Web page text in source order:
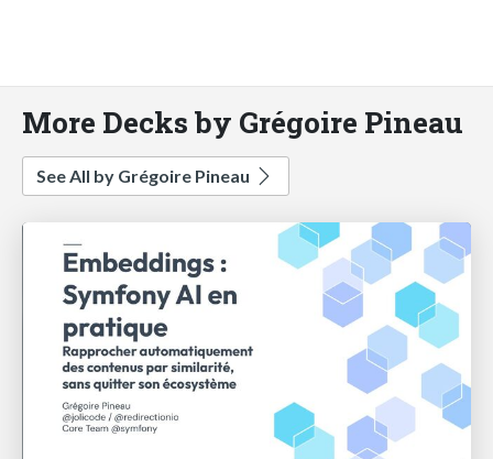
More Decks by Grégoire Pineau
See All by Grégoire Pineau